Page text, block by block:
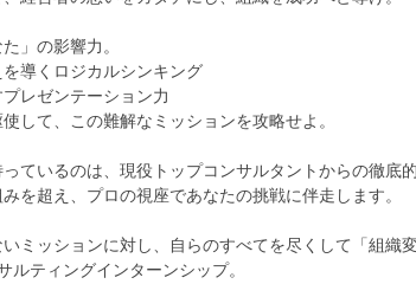
」の影響力。
を導くロジカルシンキング
レゼンテーション力
して、この難解なミッションを攻略せよ。
ているのは、現役トップコンサルタントからの徹底
を超え、プロの視座であなたの挑戦に伴走します。
ミッションに対し、自らのすべてを尽くして「組織
ルティングインターンシップ。